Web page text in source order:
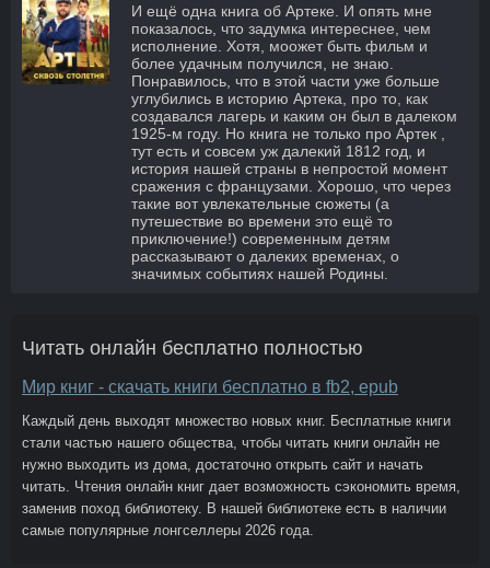
И ещё одна книга об Артеке. И опять мне
показалось, что задумка интереснее, чем
исполнение. Хотя, моожет быть фильм и
более удачным получился, не знаю.
Понравилось, что в этой части уже больше
углубились в историю Артека, про то, как
создавался лагерь и каким он был в далеком
1925-м году. Но книга не только про Артек ,
тут есть и совсем уж далекий 1812 год, и
история нашей страны в непростой момент
сражения с французами. Хорошо, что через
такие вот увлекательные сюжеты (а
путешествие во времени это ещё то
приключение!) современным детям
рассказывают о далеких временах, о
значимых событиях нашей Родины.
Читать онлайн бесплатно полностью
Мир книг - скачать книги бесплатно в fb2, epub
Каждый день выходят множество новых книг. Бесплатные книги
стали частью нашего общества, чтобы читать книги онлайн не
нужно выходить из дома, достаточно открыть сайт и начать
читать. Чтения онлайн книг дает возможность сэкономить время,
заменив поход библиотеку. В нашей библиотеке есть в наличии
самые популярные лонгселлеры 2026 года.